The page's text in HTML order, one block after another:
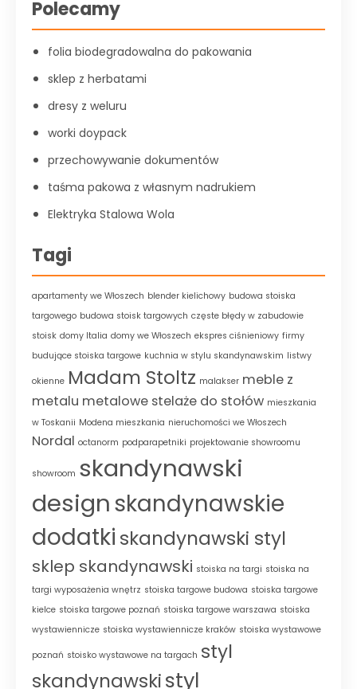
Polecamy
folia biodegradowalna do pakowania
sklep z herbatami
dresy z weluru
worki doypack
przechowywanie dokumentów
taśma pakowa z własnym nadrukiem
Elektryka Stalowa Wola
Tagi
apartamenty we Włoszech blender kielichowy budowa stoiska
targowego budowa stoisk targowych częste błędy w zabudowie
stoisk domy Italia domy we Włoszech ekspres ciśnieniowy firmy
budujące stoiska targowe kuchnia w stylu skandynawskim listwy
okienne Madam Stoltz malakser meble z
metalu metalowe stelaże do stołów mieszkania
w Toskanii Modena mieszkania nieruchomości we Włoszech
Nordal octanorm podparapetniki projektowanie showroomu
showroom skandynawski
designskandynawskie
dodatki skandynawski styl
sklep skandynawski stoiska na targi stoiska na
targi wyposażenia wnętrz stoiska targowe budowa stoiska targowe
kielce stoiska targowe poznań stoiska targowe warszawa stoiska
wystawiennicze stoiska wystawiennicze kraków stoiska wystawowe
poznań stoisko wystawowe na targach styl
skandynawskistyl